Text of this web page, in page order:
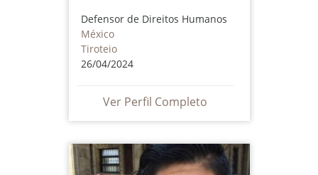
Defensor de Direitos Humanos
México
Tiroteio
26/04/2024
Ver Perfil Completo